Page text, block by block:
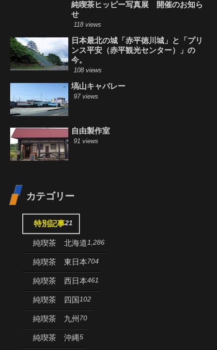
純喫茶ヒッピー写真展 開催のお知ら
せ
118 views
日本最北の城「赤平徳川城」と「プリ
ンス平安（赤平観光センター）」の
今。
108 views
塙山キャバレー
97 views
自由製作室
91 views
カテゴリー
特別記事21
純喫茶 北海道1,286
純喫茶 東日本704
純喫茶 西日本461
純喫茶 四国 102
純喫茶 九州 70
純喫茶 沖縄5